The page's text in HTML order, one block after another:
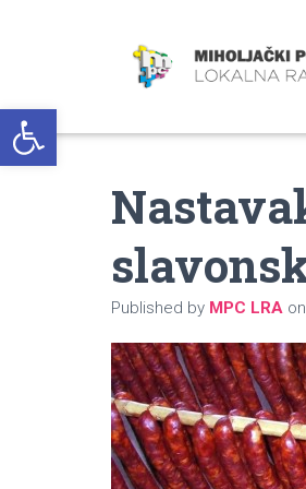
Open toolbar
Published by MPC LRA on